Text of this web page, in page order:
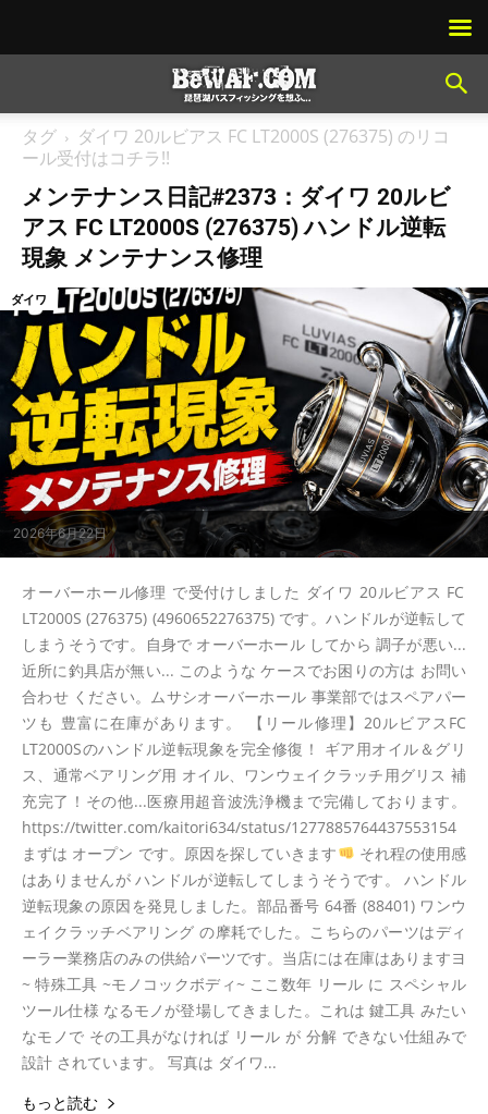
タグ
ダイワ 20ルビアス FC LT2000S (276375) のリコ
ール受付はコチラ!!
メンテナンス日記#2373：ダイワ 20ルビ
アス FC LT2000S (276375) ハンドル逆転
現象 メンテナンス修理
2026年6月22日
ダイワ
オーバーホール修理 で受付けしました ダイワ 20ルビアス FC
LT2000S (276375) (4960652276375) です。ハンドルが逆転して
しまうそうです。自身で オーバーホール してから 調子が悪い...
近所に釣具店が無い... このような ケースでお困りの方は お問い
合わせ ください。ムサシオーバーホール 事業部ではスペアパー
ツも 豊富に在庫があります。 【リール修理】20ルビアスFC
LT2000Sのハンドル逆転現象を完全修復！ ギア用オイル＆グリ
ス、通常ベアリング用 オイル、ワンウェイクラッチ用グリス 補
充完了！その他...医療用超音波洗浄機まで完備しております。
https://twitter.com/kaitori634/status/1277885764437553154
まずは オープン です。原因を探していきます
それ程の使用感
はありませんが ハンドルが逆転してしまうそうです。 ハンドル
逆転現象の原因を発見しました。部品番号 64番 (88401) ワンウ
ェイクラッチベアリング の摩耗でした。こちらのパーツはディ
ーラー業務店のみの供給パーツです。当店には在庫はありますヨ
~ 特殊工具 ~モノコックボディ~ ここ数年 リール に スペシャル
ツール仕様 なるモノが登場してきました。これは 鍵工具 みたい
なモノで その工具がなければ リール が 分解 できない仕組みで
設計 されています。 写真は ダイワ...
もっと読む